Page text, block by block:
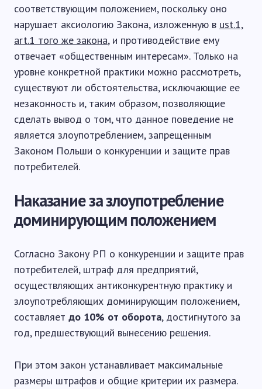
соответствующим положением, поскольку оно
нарушает аксиологию Закона, изложенную в ust.1,
art.1 того же закона, и противодействие ему
отвечает «общественным интересам». Только на
уровне конкретной практики можно рассмотреть,
существуют ли обстоятельства, исключающие ее
незаконность и, таким образом, позволяющие
сделать вывод о том, что данное поведение не
является злоупотреблением, запрещенным
Законом Польши о конкуренции и защите прав
потребителей.
Наказание за злоупотребление
доминирующим положением
Согласно Закону РП о конкуренции и защите прав
потребителей, штраф для предприятий,
осуществляющих антиконкурентную практику и
злоупотребляющих доминирующим положением,
составляет до 10% от оборота, достигнутого за
год, предшествующий вынесению решения.
При этом закон устанавливает максимальные
размеры штрафов и общие критерии их размера.